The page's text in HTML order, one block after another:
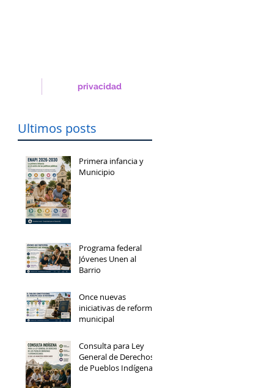
privacidad
Ultimos posts
Primera infancia y
Municipio
Programa federal
Jóvenes Unen al
Barrio
Once nuevas
iniciativas de reforma
municipal
Consulta para Ley
General de Derechos
de Pueblos Indígenas